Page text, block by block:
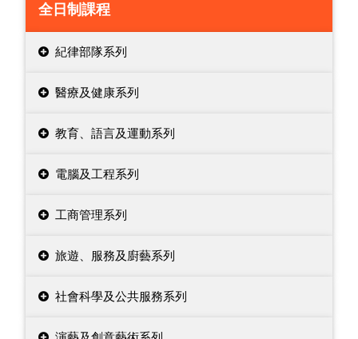
全日制課程
紀律部隊系列
醫療及健康系列
教育、語言及運動系列
電腦及工程系列
工商管理系列
旅遊、服務及廚藝系列
社會科學及公共服務系列